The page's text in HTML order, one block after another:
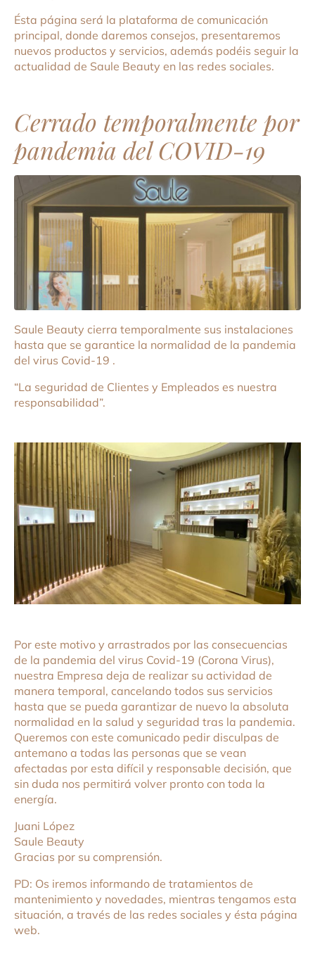
Ésta página será la plataforma de comunicación
principal, donde daremos consejos, presentaremos
nuevos productos y servicios, además podéis seguir la
actualidad de Saule Beauty en las redes sociales.
Cerrado temporalmente por
pandemia del COVID-19
Saule Beauty cierra temporalmente sus instalaciones
hasta que se garantice la normalidad de la pandemia
del virus Covid-19 .
“La seguridad de Clientes y Empleados es nuestra
responsabilidad”.
Por este motivo y arrastrados por las consecuencias
de la pandemia del virus Covid-19 (Corona Virus),
nuestra Empresa deja de realizar su actividad de
manera temporal, cancelando todos sus servicios
hasta que se pueda garantizar de nuevo la absoluta
normalidad en la salud y seguridad tras la pandemia.
Queremos con este comunicado pedir disculpas de
antemano a todas las personas que se vean
afectadas por esta difícil y responsable decisión, que
sin duda nos permitirá volver pronto con toda la
energía.
Juani López
Saule Beauty
Gracias por su comprensión.
PD: Os iremos informando de tratamientos de
mantenimiento y novedades, mientras tengamos esta
situación, a través de las redes sociales y ésta página
web.